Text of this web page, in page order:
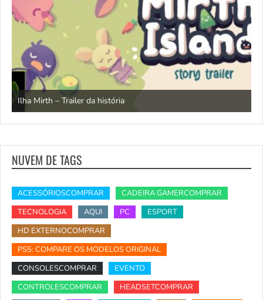
Ilha Mirth – Trailer da história
NUVEM DE TAGS
ACESSÓRIOSCOMPRAR
CADEIRA GAMERCOMPRAR
TECNOLOGIA
AQUI PC
ESPORT
HD EXTERNOCOMPRAR
PS5: COMPARE OS MODELOS ORIGINAL
CONSOLESCOMPRAR
EVENTO
CONTROLESCOMPRAR
HEADSETCOMPRAR